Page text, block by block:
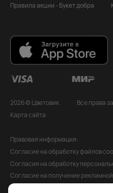
Правила акции - Букет добра
2026 © Цветовик
Все права
Карта сайта
Правовая информация:
Согласие на обработку файлов
Согласия на обработку
Согласие на получение
Политика обработки персональных